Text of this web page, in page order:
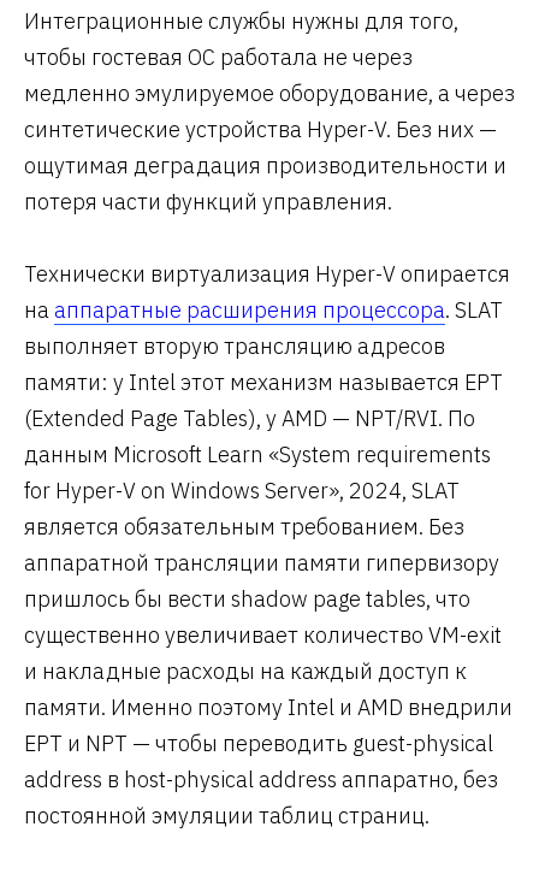
Интеграционные службы нужны для того,
чтобы гостевая ОС работала не через
медленно эмулируемое оборудование, а через
синтетические устройства Hyper-V. Без них —
ощутимая деградация производительности и
потеря части функций управления.
Технически виртуализация Hyper-V опирается
на аппаратные расширения процессора. SLAT
выполняет вторую трансляцию адресов
памяти: у Intel этот механизм называется EPT
(Extended Page Tables), у AMD — NPT/RVI. По
данным Microsoft Learn «System requirements
for Hyper-V on Windows Server», 2024, SLAT
является обязательным требованием. Без
аппаратной трансляции памяти гипервизору
пришлось бы вести shadow page tables, что
существенно увеличивает количество VM-exit
и накладные расходы на каждый доступ к
памяти. Именно поэтому Intel и AMD внедрили
EPT и NPT — чтобы переводить guest-physical
address в host-physical address аппаратно, без
постоянной эмуляции таблиц страниц.